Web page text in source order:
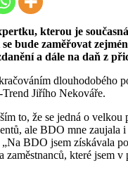
bude zaměřovat
a dále na daň z
dlouhodobého
Jiřího Nekováře.
to, že se jedná o velkou
ale BDO mne
BDO jsem získávala
které jsem